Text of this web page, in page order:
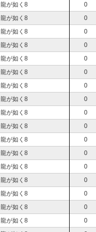
龍が如く8 0
龍が如く8 0
龍が如く8 0
龍が如く8 0
龍が如く8 0
龍が如く8 0
龍が如く8 0
龍が如く8 0
龍が如く8 0
龍が如く8 0
龍が如く8 0
龍が如く8 0
龍が如く8 0
龍が如く8 0
龍が如く8 0
龍が如く8 0
龍が如く8 0